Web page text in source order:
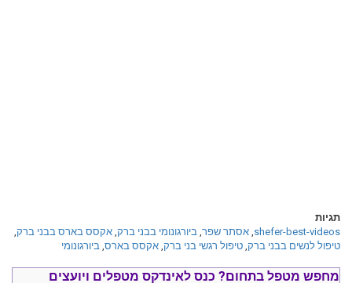
תגיות
shefer-best-videos
, אסתר שפר, ביורגונומי בבני ברק, אקסס בארס בבני ברק,
טיפול לנשים בבני ברק, טיפול רגשי בני ברק, אקסס בארס, ביורגונומי
מחפש מטפל בתחום? כנס לאינדקס מטפלים ויועצים